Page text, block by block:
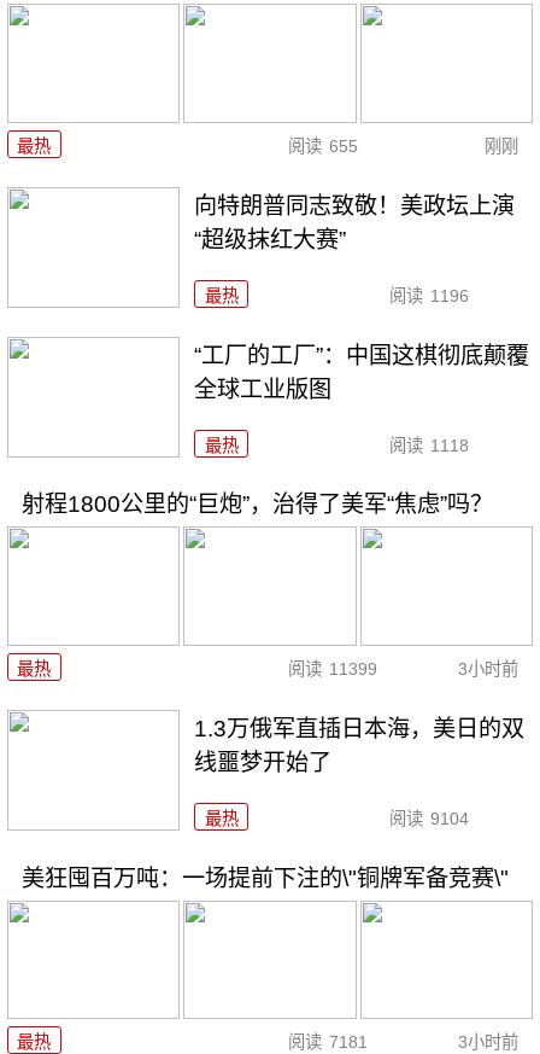
最热 阅读 655 刚刚
向特朗普同志致敬！美政坛上演
“超级抹红大赛”
最热 阅读 1196
“工厂的工厂”：中国这棋彻底颠覆
全球工业版图
最热 阅读 1118
射程1800公里的“巨炮”，治得了美军“焦虑”吗？
最热 阅读 11399 3小时前
1.3万俄军直插日本海，美日的双
线噩梦开始了
最热 阅读 9104
美狂囤百万吨：一场提前下注的\"铜牌军备竞赛\"
最热 阅读 7181 3小时前